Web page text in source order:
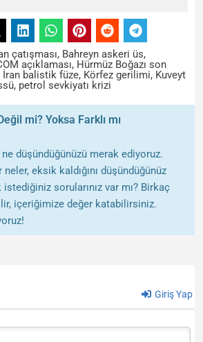
çatışması, Bahreyn askeri üs,
açıklaması, Hürmüz Boğazı son
İran balistik füze, Körfez gerilimi, Kuveyt
, petrol sevkiyatı krizi
mi? Yoksa Farklı mı
ne düşündüğünüzü merak ediyoruz.
neler, eksik kaldığını düşündüğünüz
sorularınız var mı? Birkaç
içeriğimize değer katabilirsiniz.
Giriş Yap